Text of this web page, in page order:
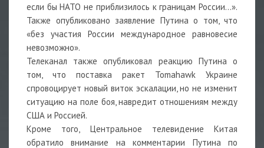
если бы НАТО не приблизилось к границам России…».
Также опубликовано заявление Путина о том, что
«без участия России международное равновесие
невозможно».
Телеканал также опубликовал реакцию Путина о
том, что поставка ракет Tomahawk Украине
спровоцирует новый виток эскалации, но не изменит
ситуацию на поле боя, навредит отношениям между
США и Россией.
Кроме того, Центральное телевидение Китая
обратило внимание на комментарии Путина по